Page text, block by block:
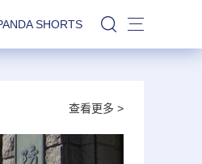
SHORTS 站内搜索
查看更多 >